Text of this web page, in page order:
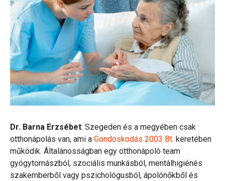
Dr. Barna Erzsébet: Szegeden és a megyében csak
otthonápolás van, ami a Gondoskodás 2003 Bt. keretében
működik. Általánosságban egy otthonápoló team
gyógytornászból, szociális munkásból, mentálhigiénés
szakemberből vagy pszichológusból, ápolónőkből és